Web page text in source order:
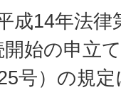
成14年法
始の申立
号）の規